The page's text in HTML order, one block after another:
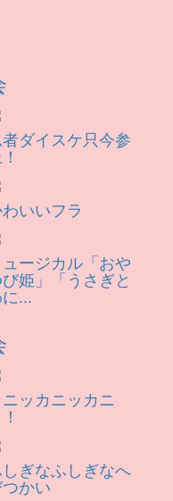
ダイスケ只今参
いいフラ
ュージカル「おや
姫」「うさぎと
...
ッカニッカニ
ぎなふしぎなへ
かい